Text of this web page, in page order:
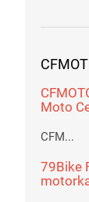
Moto
CFM...
79Bike